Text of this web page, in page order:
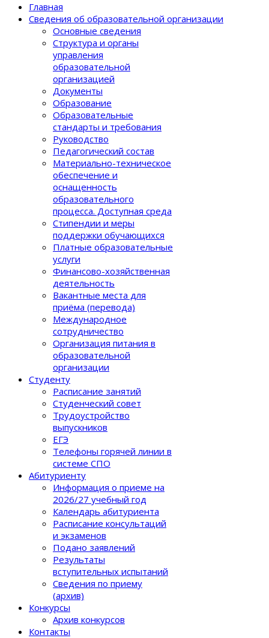
Главная
Сведения об образовательной организации
Основные сведения
Структура и органы
управления
образовательной
организацией
Документы
Образование
Образовательные
стандарты и требования
Руководство
Педагогический состав
Материально-техническое
обеспечение и
оснащенность
образовательного
процеcса. Доступная среда
Стипендии и меры
поддержки обучающихся
Платные образовательные
услуги
Финансово-хозяйственная
деятельность
Вакантные места для
приёма (перевода)
Международное
сотрудничество
Организация питания в
образовательной
организации
Студенту
Расписание занятий
Студенческий совет
Трудоустройство
выпускников
ЕГЭ
Телефоны горячей линии в
системе СПО
Абитуриенту
Информация о приеме на
2026/27 учебный год
Календарь абитуриента
Расписание консультаций
и экзаменов
Подано заявлений
Результаты
вступительных испытаний
Сведения по приему
(архив)
Конкурсы
Архив конкурсов
Контакты